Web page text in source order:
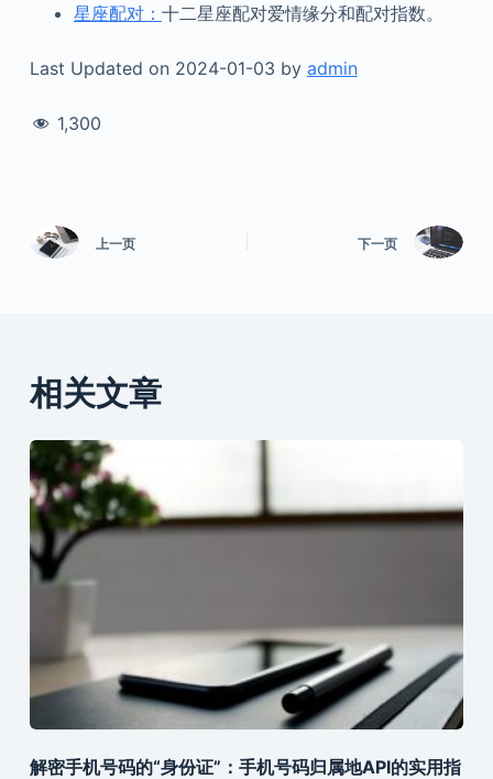
星座配对： 十二星座配对爱情缘分和配对指数。
Last Updated on 2024-01-03 by admin
1,300
上一页 下一页
相关文章
解密手机号码的“身份证”：手机号码归属地API的实用指